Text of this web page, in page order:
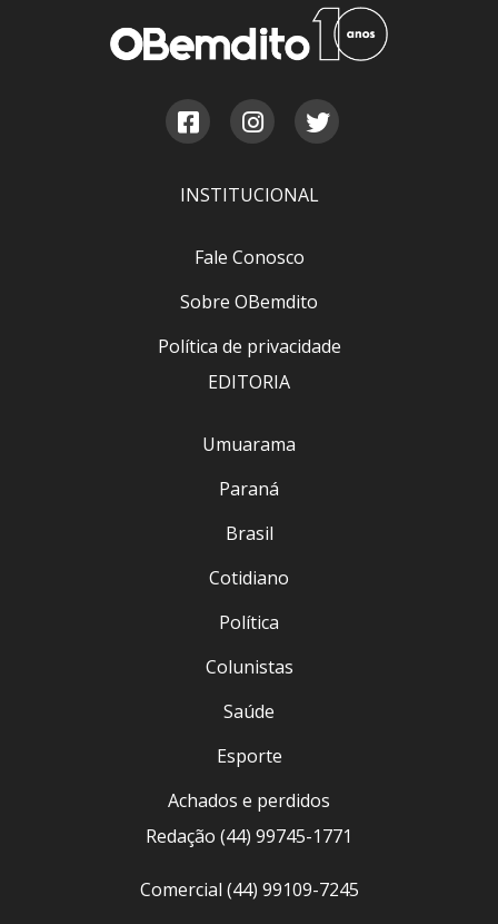
INSTITUCIONAL
Fale Conosco
Sobre OBemdito
Política de privacidade
EDITORIA
Umuarama
Paraná
Brasil
Cotidiano
Política
Colunistas
Saúde
Esporte
Achados e perdidos
Redação (44) 99745-1771
Comercial (44) 99109-7245